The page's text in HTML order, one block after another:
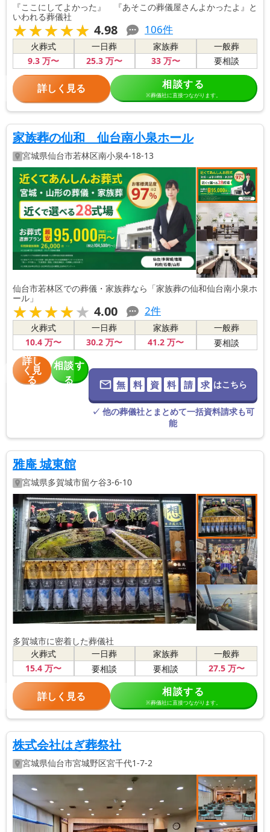
『ここにしてよかった』 『あそこの葬儀屋さんよかったよ』と
いわれる葬儀社
★★★★★
★★★★★ 4.98 106件
火葬式
9.3万〜
一日葬
25.3 万〜
家族葬
33万〜
一般葬
要相談
詳しく見る 相談する
※葬儀社に直接つながります。
家族葬の仙和 仙台南小泉ホール
宮城県仙台市若林区南小泉4-18-13
仙台市若林区での葬儀・家族葬なら「家族葬の仙和仙台南小泉ホ
ール」
★★★★★
★★★★★ 4.00 2件
火葬式
10.4万〜
一日葬
30.2 万〜
家族葬
41.2万〜
一般葬
要相談
詳し
く見
る
相談す
る
無 料 資 料 請 求 はこちら
✓ 他の葬儀社とまとめて一括資料請求も可
能
雅庵 城東館
宮城県多賀城市留ケ谷3-6-10
多賀城市に密着した葬儀社
火葬式
15.4万〜
一日葬
要相談
家族葬
要相談
一般葬
27.5 万〜
詳しく見る 相談する
※葬儀社に直接つながります。
株式会社はぎ葬祭社
宮城県仙台市宮城野区宮千代1-7-2